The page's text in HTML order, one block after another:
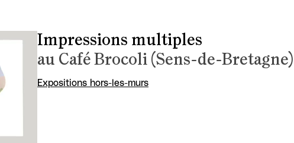
Impressions multiples
au Café Brocoli (Sens-de-Bretagne)
Expositions hors-les-murs